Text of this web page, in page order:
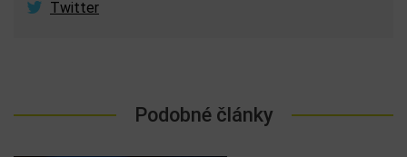
Twitter
Podobné články